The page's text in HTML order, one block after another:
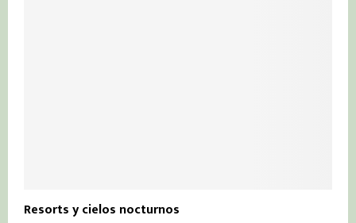
Resorts y cielos nocturnos